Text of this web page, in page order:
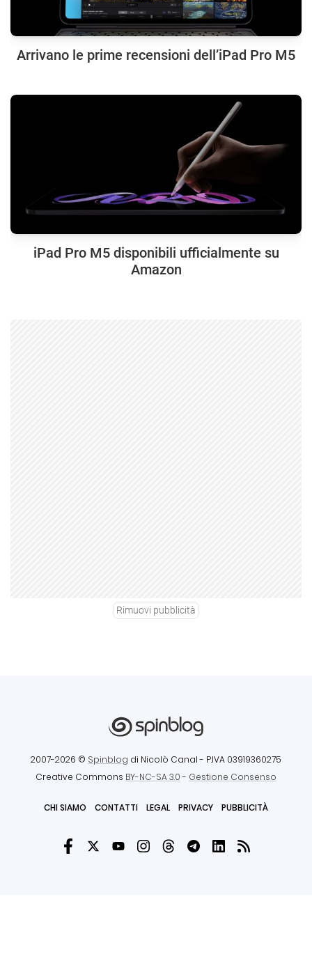
Arrivano le prime recensioni dell’iPad Pro M5
iPad Pro M5 disponibili ufficialmente su
Amazon
Rimuovi pubblicità
2007-2026 © Spinblog di Nicolò Canal - P.IVA 03919360275
Creative Commons BY-NC-SA 3.0- Gestione Consenso
CHI SIAMO CONTATTI LEGAL PRIVACY PUBBLICITÀ